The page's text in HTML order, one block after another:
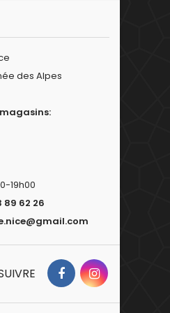
des Alpes
19h00
89 62 26